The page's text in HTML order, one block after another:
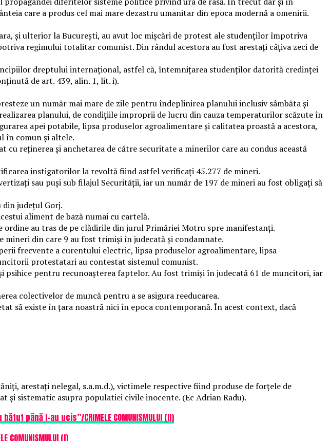
care a produs cel mai mare dezastru umanitar din epoca modernă a omenirii.
și ulterior la București, au avut loc mișcări de protest ale studenților împotriva
regimului totalitar comunist. Din rândul acestora au fost arestați câțiva zeci de
dreptului internațional, astfel că, întemnițarea studenților datorită credinței
de art. 439, alin. 1, lit. i).
un număr mai mare de zile pentru îndeplinirea planului inclusiv sâmbăta și
planului, de condițiile improprii de lucru din cauza temperaturilor scăzute în
apei potabile, lipsa produselor agroalimentare și calitatea proastă a acestora,
în comun și altele.
reținerea și anchetarea de către securitate a minerilor care au condus această
instigatorilor la revoltă fiind astfel verificați 45.277 de mineri.
sau puși sub filajul Securității, iar un număr de 197 de mineri au fost obligați să
județul Gorj.
aliment de bază numai cu cartelă.
au tras de pe clădirile din jurul Primăriei Motru spre manifestanți.
din care 9 au fost trimiși în judecată și condamnate.
frecvente a curentului electric, lipsa produselor agroalimentare, lipsa
protestatari au contestat sistemul comunist.
pentru recunoașterea faptelor. Au fost trimiși în judecată 61 de muncitori, iar
colectivelor de muncă pentru a se asigura reeducarea.
existe în țara noastră nici în epoca contemporană. În acest context, dacă
arestați nelegal, s.a.m.d.), victimele respective fiind produse de forțele de
și sistematic asupra populatiei civile inocente. (Ec Adrian Radu).
până l-au ucis”/CRIMELE COMUNISMULUI (II)
(I)